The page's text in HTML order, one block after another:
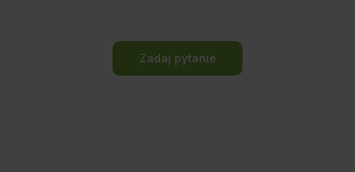
Zadaj pytanie